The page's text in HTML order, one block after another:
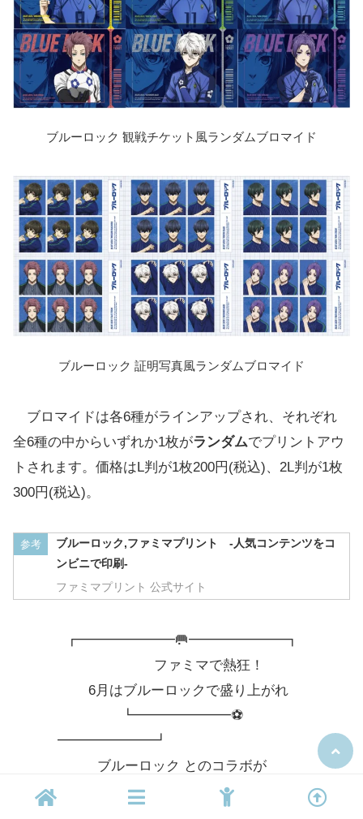
ブルーロック 観戦チケット風ランダムブロマイド
ブルーロック 証明写真風ランダムブロマイド
ブロマイドは各6種がラインアップされ、それぞれ
全6種の中からいずれか1枚がランダムでプリントアウ
トされます。価格はL判が1枚200円(税込)、2L判が1枚
300円(税込)。
参考
ブルーロック,ファミマプリント -人気コンテンツをコ
ンビニで印刷-
ファミマプリント 公式サイト
┏━━━━━━━🥅━━━━━━━┓
ファミマで熱狂！
6月はブルーロックで盛り上がれ
┗━━━━━━━⚽
━━━━━━━┛
ブルーロック とのコラボが
6/2(火)からスタート！